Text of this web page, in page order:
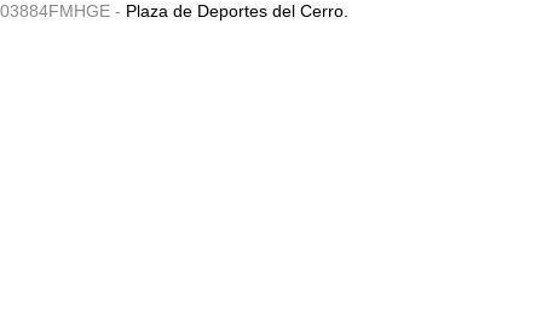
03884FMHGE - Plaza de Deportes del Cerro.